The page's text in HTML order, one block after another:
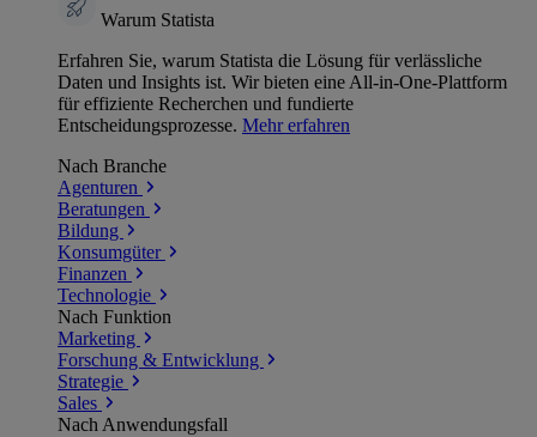
Warum Statista
Erfahren Sie, warum Statista die Lösung für verlässliche
Daten und Insights ist. Wir bieten eine All-in-One-Plattform
für effiziente Recherchen und fundierte
Entscheidungsprozesse. Mehr erfahren
Nach Branche
Agenturen
Beratungen
Bildung
Konsumgüter
Finanzen
Technologie
Nach Funktion
Marketing
Forschung & Entwicklung
Strategie
Sales
Nach Anwendungsfall